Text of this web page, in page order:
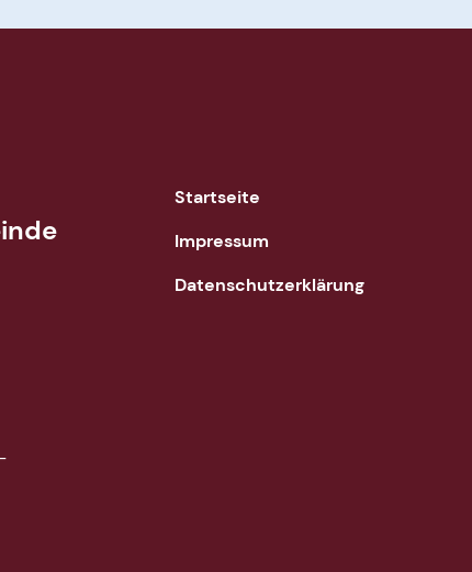
Startseite
Impressum
Datenschutzerklärung